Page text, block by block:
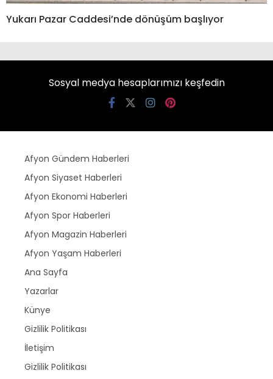
Yukarı Pazar Caddesi’nde dönüşüm başlıyor
Sosyal medya hesaplarımızı keşfedin
Afyon Gündem Haberleri
Afyon Siyaset Haberleri
Afyon Ekonomi Haberleri
Afyon Spor Haberleri
Afyon Magazin Haberleri
Afyon Yaşam Haberleri
Ana Sayfa
Yazarlar
Künye
Gizlilik Politikası
İletişim
Gizlilik Politikası